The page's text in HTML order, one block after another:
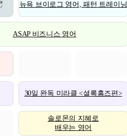
뉴욕 브이로그 영어, 패턴 트레이닝
ASAP 비즈니스 영어
30일 완독 미라클 <셜록홈즈편>
솔로몬의 지혜로
배우는 영어